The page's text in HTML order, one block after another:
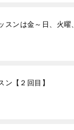
スンは金～日、火曜
【２回目】